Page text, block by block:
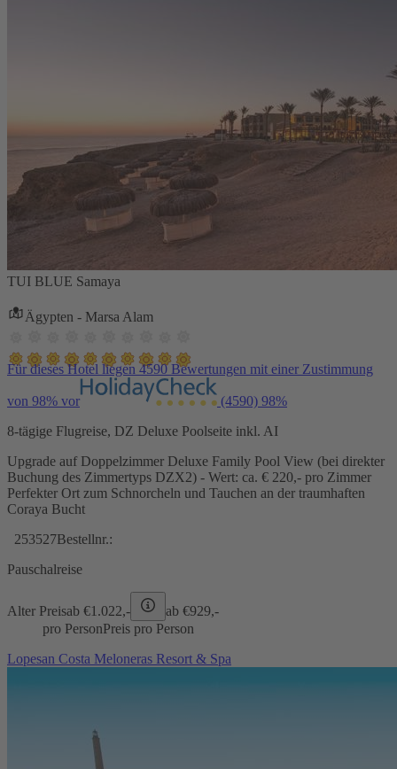
TUI BLUE Samaya
Ägypten - Marsa Alam
Für dieses Hotel liegen 4590 Bewertungen mit einer Zustimmung
von 98% vor (4590) 98%
8-tägige Flugreise, DZ Deluxe Poolseite inkl. AI
Upgrade auf Doppelzimmer Deluxe Family Pool View (bei direkter
Buchung des Zimmertyps DZX2) - Wert: ca. € 220,- pro Zimmer
Perfekter Ort zum Schnorcheln und Tauchen an der traumhaften
Coraya Bucht
253527Bestellnr.:
Pauschalreise
Alter Preisab €1.022,- ab €929,-
pro PersonPreis pro Person
Lopesan Costa Meloneras Resort & Spa